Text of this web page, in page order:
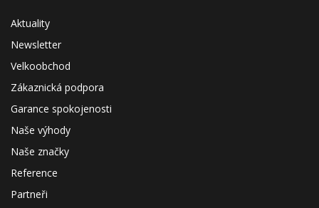
Aktuality
Newsletter
Velkoobchod
Zákaznická podpora
Garance spokojenosti
Naše výhody
Naše značky
Reference
Partneři